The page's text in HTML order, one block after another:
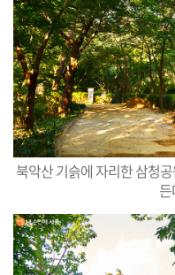
북악산 기슭에 자리한 삼청